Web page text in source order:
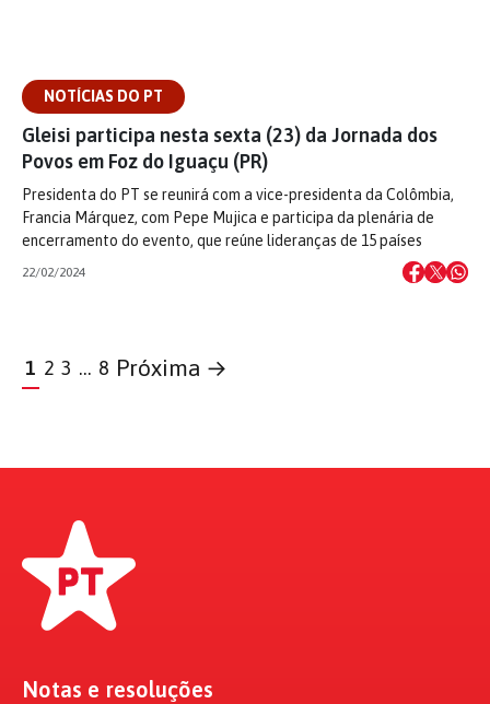
NOTÍCIAS DO PT
Gleisi participa nesta sexta (23) da Jornada dos
Povos em Foz do Iguaçu (PR)
Presidenta do PT se reunirá com a vice-presidenta da Colômbia,
Francia Márquez, com Pepe Mujica e participa da plenária de
encerramento do evento, que reúne lideranças de 15 países
22/02/2024
1 2 3 … 8 Próxima →
Notas e resoluções